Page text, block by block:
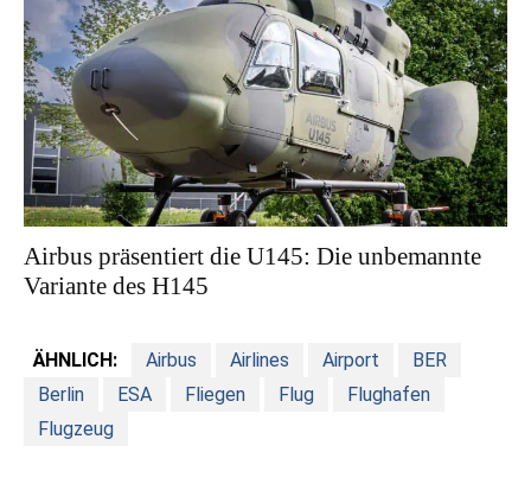
Airbus präsentiert die U145: Die unbemannte
Variante des H145
ÄHNLICH: Airbus Airlines Airport
BER
Berlin
ESA Fliegen Flug
Flughafen
Flugzeug